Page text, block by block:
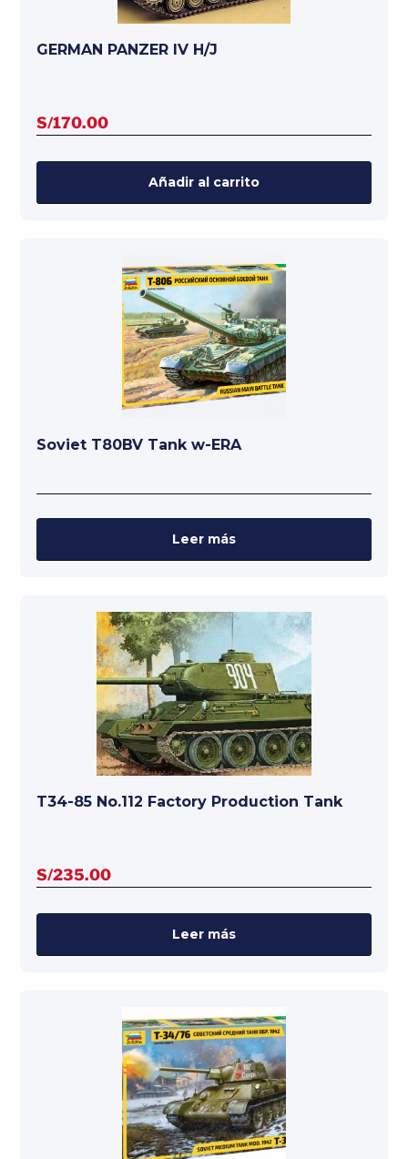
GERMAN PANZER IV H/J
S/170.00
Añadir al carrito
Soviet T80BV Tank w-ERA
Leer más
T34-85 No.112 Factory Production Tank
S/235.00
Leer más